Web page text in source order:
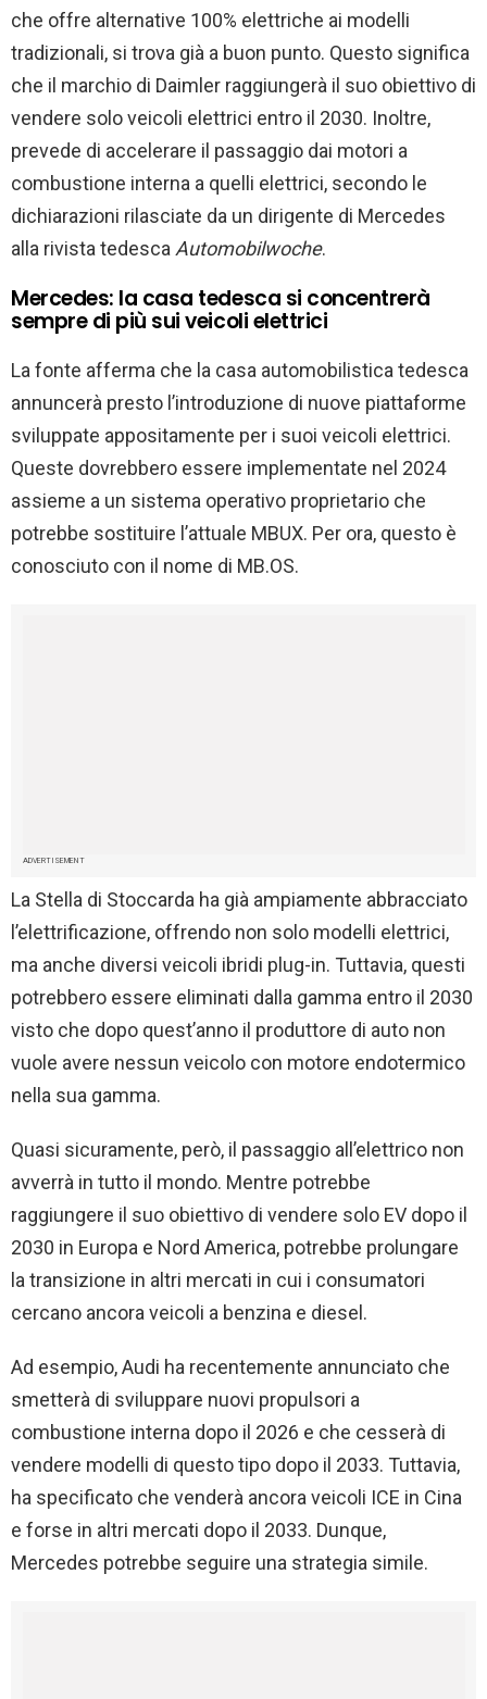
che offre alternative 100% elettriche ai modelli
tradizionali, si trova già a buon punto. Questo significa
che il marchio di Daimler raggiungerà il suo obiettivo di
vendere solo veicoli elettrici entro il 2030. Inoltre,
prevede di accelerare il passaggio dai motori a
combustione interna a quelli elettrici, secondo le
dichiarazioni rilasciate da un dirigente di Mercedes
alla rivista tedesca Automobilwoche.
Mercedes: la casa tedesca si concentrerà
sempre di più sui veicoli elettrici
La fonte afferma che la casa automobilistica tedesca
annuncerà presto l’introduzione di nuove piattaforme
sviluppate appositamente per i suoi veicoli elettrici.
Queste dovrebbero essere implementate nel 2024
assieme a un sistema operativo proprietario che
potrebbe sostituire l’attuale MBUX. Per ora, questo è
conosciuto con il nome di MB.OS.
ADVERTISEMENT
La Stella di Stoccarda ha già ampiamente abbracciato
l’elettrificazione, offrendo non solo modelli elettrici,
ma anche diversi veicoli ibridi plug-in. Tuttavia, questi
potrebbero essere eliminati dalla gamma entro il 2030
visto che dopo quest’anno il produttore di auto non
vuole avere nessun veicolo con motore endotermico
nella sua gamma.
Quasi sicuramente, però, il passaggio all’elettrico non
avverrà in tutto il mondo. Mentre potrebbe
raggiungere il suo obiettivo di vendere solo EV dopo il
2030 in Europa e Nord America, potrebbe prolungare
la transizione in altri mercati in cui i consumatori
cercano ancora veicoli a benzina e diesel.
Ad esempio, Audi ha recentemente annunciato che
smetterà di sviluppare nuovi propulsori a
combustione interna dopo il 2026 e che cesserà di
vendere modelli di questo tipo dopo il 2033. Tuttavia,
ha specificato che venderà ancora veicoli ICE in Cina
e forse in altri mercati dopo il 2033. Dunque,
Mercedes potrebbe seguire una strategia simile.